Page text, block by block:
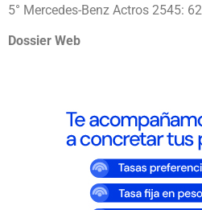
5° Mercedes-Benz Actros 2545: 62
Dossier Web